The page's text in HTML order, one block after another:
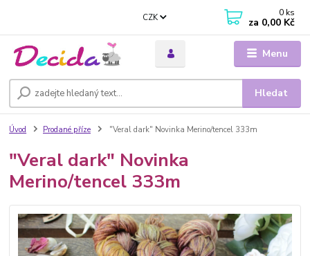
Menu
CZK
Hledat
0 ks
za 0,00 Kč
Úvod Prodané příze "Veral dark" Novinka Merino/tencel 333m
"Veral dark" Novinka
Merino/tencel 333m